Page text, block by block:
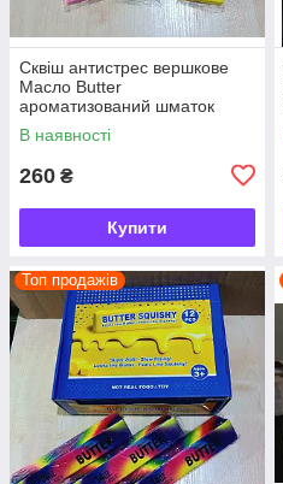
Сквіш антистрес вершкове
Масло Butter
ароматизований шматок
масла 22 см
В наявності
260 ₴
Купити
Топ продажів